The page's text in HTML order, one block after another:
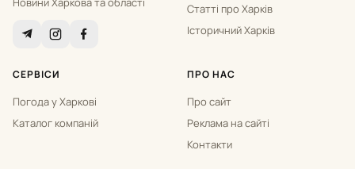
Статті про Харків
Історичний Харків
СЕРВІСИ
Погода у Харкові
Каталог компаній
ПРО НАС
Про сайт
Реклама на сайті
Контакти